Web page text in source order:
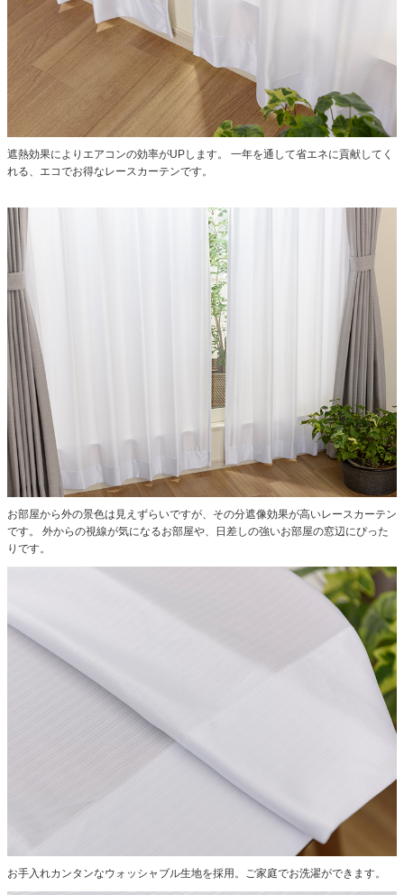
遮熱効果によりエアコンの効率がUPします。
一年を通して省エネに貢献してく
れる、エコでお得なレースカーテンです。
お部屋から外の景色は見えずらいですが、その分遮像効果が高いレースカーテン
です。
外からの視線が気になるお部屋や、日差しの強いお部屋の窓辺にぴった
りです。
お手入れカンタンなウォッシャブル生地を採用。ご家庭でお洗濯ができます。